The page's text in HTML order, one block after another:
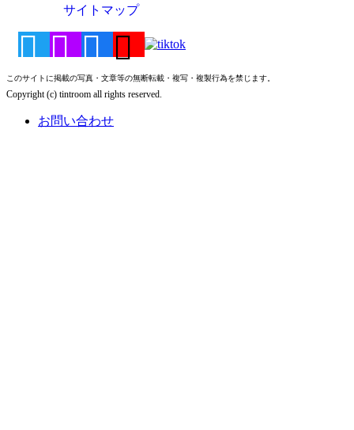
サイトマップ
このサイトに掲載の写真・文章等の無断転載・複写・複製行為を禁じます。
Copyright (c) tintroom all rights reserved.
お問い合わせ